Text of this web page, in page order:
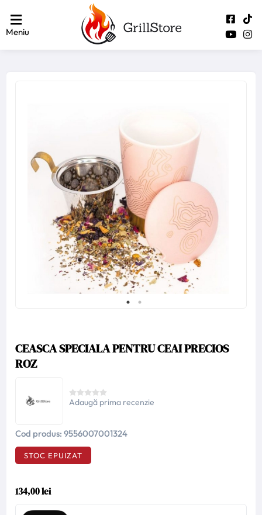
Meniu
CEASCA SPECIALA PENTRU CEAI PRECIOS
ROZ
Adaugă prima recenzie
Cod produs: 9556007001324
STOC EPUIZAT
134,00 lei